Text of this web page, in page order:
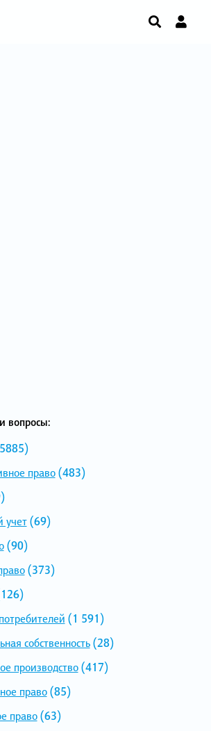
вопросы:
право(483)
учет(69)
(90)
(373)
(1 591)
собственность(28)
производство(417)
право(85)
право(63)